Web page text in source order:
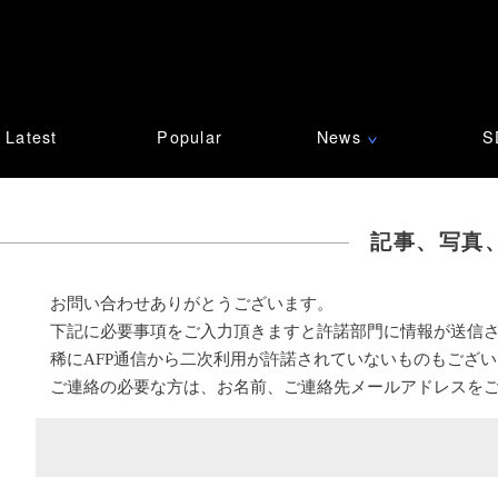
Latest Popular News ∨
記事、写真
お問い合わせありがとうございます。
下記に必要事項をご入力頂きますと許諾部門に情報が送信
稀にAFP通信から二次利用が許諾されていないものもござ
ご連絡の必要な方は、お名前、ご連絡先メールアドレスを